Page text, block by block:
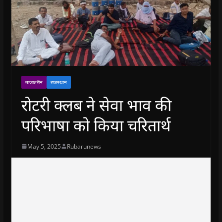
ताजातरीन राजस्थान
रोटरी क्लब ने सेवा भाव की
परिभाषा को किया चरितार्थ
May 5, 2025 Rubarunews